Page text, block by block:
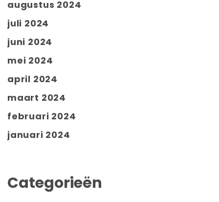
augustus 2024
juli 2024
juni 2024
mei 2024
april 2024
maart 2024
februari 2024
januari 2024
Categorieën